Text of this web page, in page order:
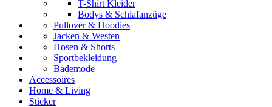
T-Shirt Kleider
Bodys & Schlafanzüge
Pullover & Hoodies
Jacken & Westen
Hosen & Shorts
Sportbekleidung
Bademode
Accessoires
Home & Living
Sticker